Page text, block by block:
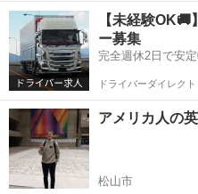
愛媛 松山市 英語
【未経験
ー募集
完全週休2日で安
ドライバーダイレクト
アメリカ人の
松山市